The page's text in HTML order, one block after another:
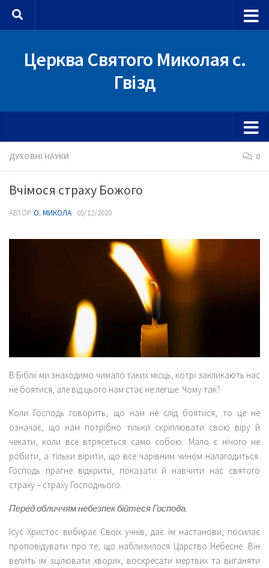
Skip to content
Церква Святого Миколая с.
Гвізд
ДУХОВНІ НАУКИ 0
Вчімося страху Божого
АВТОР О. МИКОЛА · 05/12/2020
В Біблії ми знаходимо чимало таких місць, котрі закликають нас
не боятися, але від цього нам стає не легше. Чому так?
Коли Господь говорить, що нам не слід боятися, то це не
означає, що нам потрібно тільки скріплювати свою віру й
чекати, коли все втрясеться само собою. Мало є нічого не
робити, а тільки вірити, що все чарівним чином налагодиться.
Господь прагне відкрити, показати й навчити нас святого
страху – страху Господнього.
Перед обличчям небезпек бійтеся Господа.
Ісус Христос вибирає Своїх учнів, дає їм настанови, посилає
проповідувати про те, що наблизилося Царство Небесне. Він
велить їм зцілювати хворих, воскресати мертвих та виганяти